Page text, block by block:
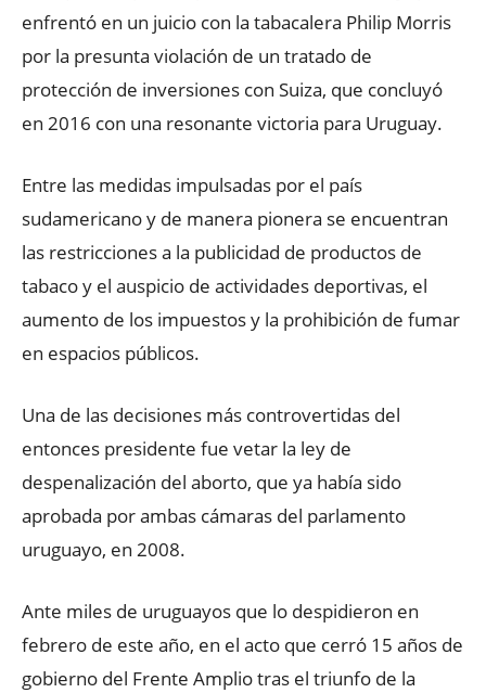
enfrentó en un juicio con la tabacalera Philip Morris
por la presunta violación de un tratado de
protección de inversiones con Suiza, que concluyó
en 2016 con una resonante victoria para Uruguay.
Entre las medidas impulsadas por el país
sudamericano y de manera pionera se encuentran
las restricciones a la publicidad de productos de
tabaco y el auspicio de actividades deportivas, el
aumento de los impuestos y la prohibición de fumar
en espacios públicos.
Una de las decisiones más controvertidas del
entonces presidente fue vetar la ley de
despenalización del aborto, que ya había sido
aprobada por ambas cámaras del parlamento
uruguayo, en 2008.
Ante miles de uruguayos que lo despidieron en
febrero de este año, en el acto que cerró 15 años de
gobierno del Frente Amplio tras el triunfo de la